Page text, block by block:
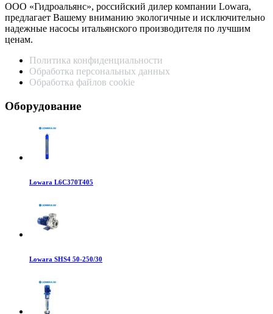
ООО «Гидроальянс», российский дилер компании Lowara,
предлагает Вашему вниманию экологичные и исключительно
надежные насосы итальянского производителя по лучшим
ценам.
Политика конфиденциальности
Обработка персональных данных
Обработка файлов cookie
Оборудование
Lowara L6C370T405
Lowara SHS4 50-250/30